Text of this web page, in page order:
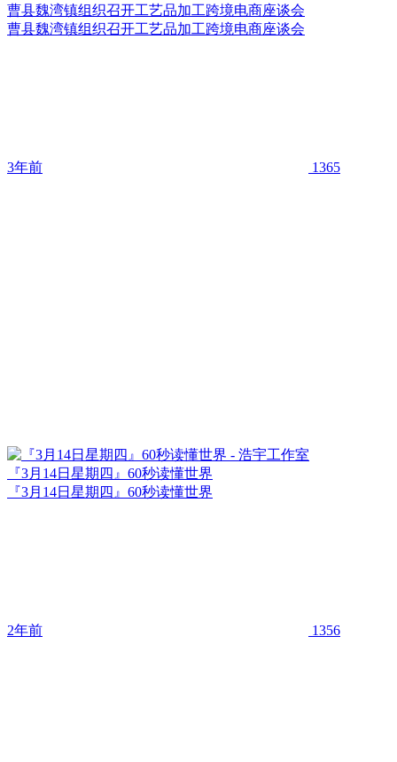
曹县魏湾镇组织召开工艺品加工跨境电商座谈会
曹县魏湾镇组织召开工艺品加工跨境电商座谈会
3年前 1365
『3月14日星期四』60秒读懂世界
『3月14日星期四』60秒读懂世界
2年前 1356